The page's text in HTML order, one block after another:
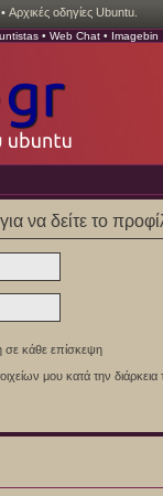
• Αρχικές οδηγίες Ubuntu.
• Web Chat • Imagebin
να δείτε το
σε κάθε επίσκεψη
μου κατά την διάρκεια